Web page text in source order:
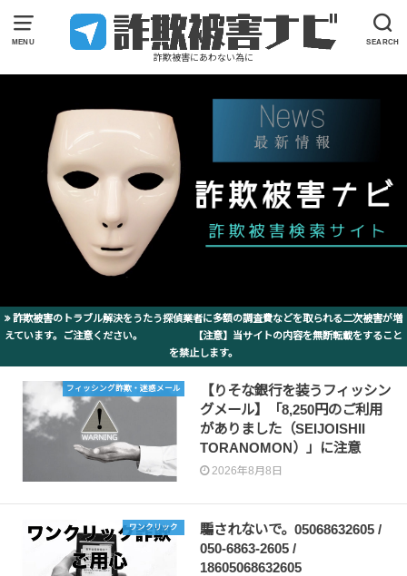
MENU SEARCH
詐欺被害にあわない為に
詐欺被害のトラブル解決をうたう探偵業者に多額の調査費などを取られる二次被害が増
えています。ご注意ください。 【注意】当サイトの内容を無断転載をすること
を禁止します。
フィッシング詐欺・迷惑メール
【りそな銀行を装うフィッシン
グメール】「8,250円のご利用
がありました（SEIJOISHII
TORANOMON）」に注意
2026年8月8日
ワンクリック
騙されないで。05068632605 /
050-6863-2605 /
18605068632605